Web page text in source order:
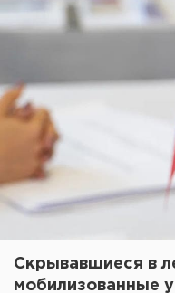
Скрывавшиеся в
мобилизованные